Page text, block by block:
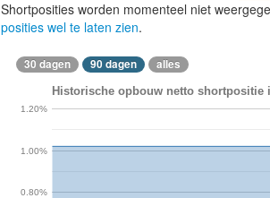
Shortposities worden momenteel niet
posities wel te laten zien.
30 dagen 90 dagen alles
Historische opbouw netto shortpositie
0.80%
1.00%
1.20%